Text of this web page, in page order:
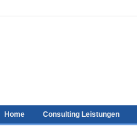
Home Consulting Leistungen